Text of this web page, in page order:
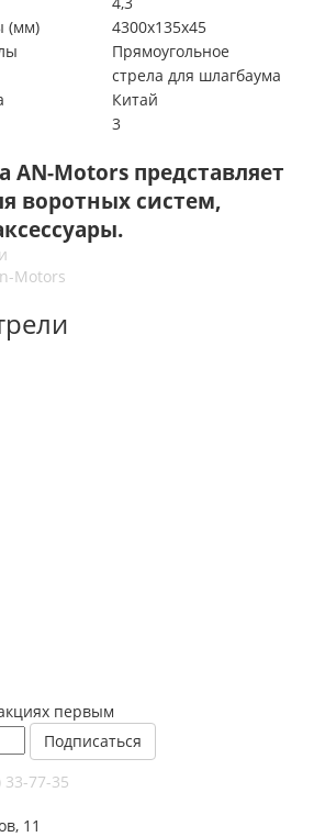
(мм)
4300x135x45
Прямоугольное
стрела для шлагбаума
Китай
3
AN-Motors представляет
воротных систем,
Motors
первым
33-77-35
11